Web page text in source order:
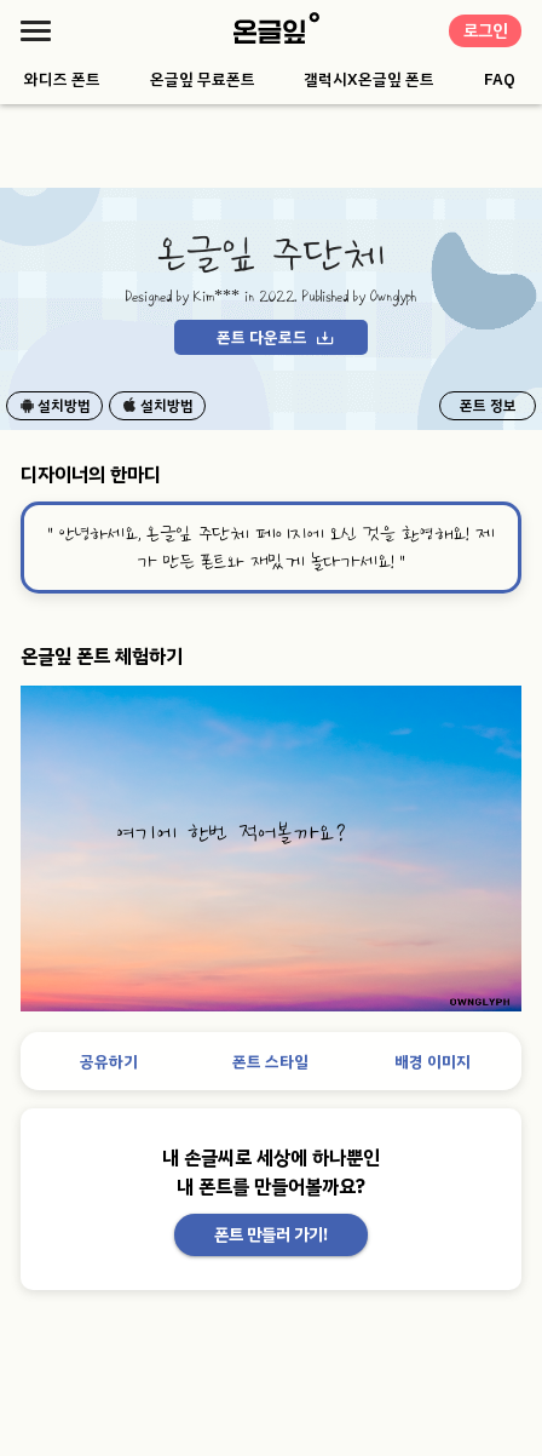
로그인
와디즈 폰트 온글잎 무료폰트 갤럭시X온글잎 폰트 FAQ
온글잎 주단체
Designed by Kim*** in 2022. Published by Ownglyph
폰트 다운로드
설치방법 설치방법 폰트 정보
디자이너의 한마디
“ 안녕하세요, 온글잎 주단체 페이지에 오신 것을 환영해요! 제
가 만든 폰트와 재밌게 놀다가세요! ”
온글잎 폰트 체험하기
공유하기 폰트 스타일 배경 이미지
내 손글씨로 세상에 하나뿐인
내 폰트를 만들어볼까요?
폰트 만들러 가기!